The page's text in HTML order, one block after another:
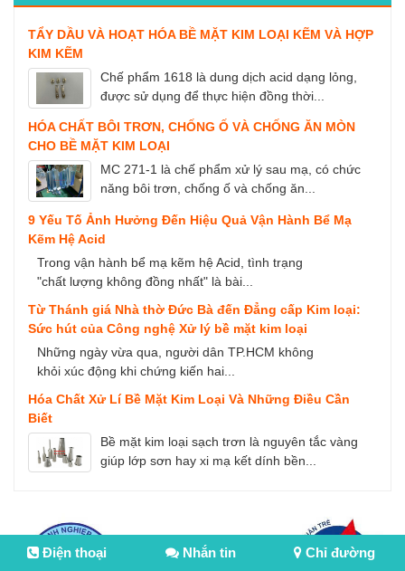
TẨY DẦU VÀ HOẠT HÓA BỀ MẶT KIM LOẠI KẼM VÀ HỢP
KIM KẼM
Chế phẩm 1618 là dung dịch acid dạng lỏng,
được sử dụng để thực hiện đồng thời...
HÓA CHẤT BÔI TRƠN, CHỐNG Ố VÀ CHỐNG ĂN MÒN
CHO BỀ MẶT KIM LOẠI
MC 271-1 là chế phẩm xử lý sau mạ, có chức
năng bôi trơn, chống ố và chống ăn...
9 Yếu Tố Ảnh Hưởng Đến Hiệu Quả Vận Hành Bể Mạ
Kẽm Hệ Acid
Trong vận hành bể mạ kẽm hệ Acid, tình trạng
"chất lượng không đồng nhất" là bài...
Từ Thánh giá Nhà thờ Đức Bà đến Đẳng cấp Kim loại:
Sức hút của Công nghệ Xử lý bề mặt kim loại
Những ngày vừa qua, người dân TP.HCM không
khỏi xúc động khi chứng kiến hai...
Hóa Chất Xử Lí Bề Mặt Kim Loại Và Những Điều Cần
Biết
Bề mặt kim loại sạch trơn là nguyên tắc vàng
giúp lớp sơn hay xi mạ kết dính bền...
Điện thoại Nhắn tin Chỉ đường